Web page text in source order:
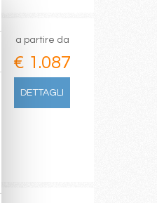
a partire da
€ 1.087
DETTAGLI